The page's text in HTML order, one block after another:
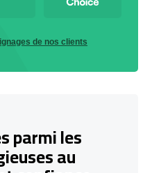
de nos clients
parmi les
au